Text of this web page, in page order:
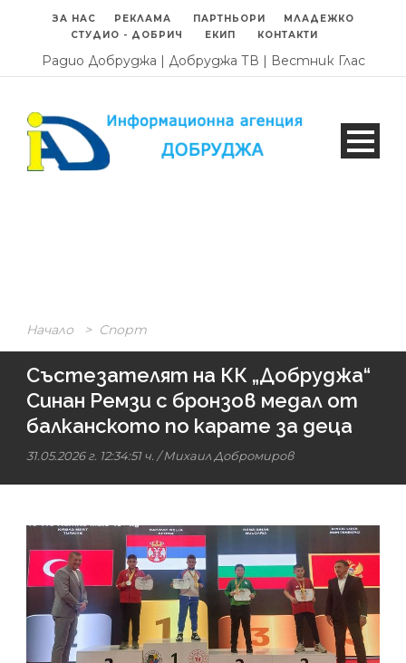
ЗА НАС РЕКЛАМА ПАРТНЬОРИ
МЛАДЕЖКО
СТУДИО - ДОБРИЧ
ЕКИП КОНТАКТИ
Радио Добруджа | Добруджа ТВ | Вестник Глас
Начало > Спорт
Състезателят на КК „Добруджа“
Синан Ремзи с бронзов медал от
балканското по карате за деца
31.05.2026 г. 12:34:51 ч. /Михаил Добромиров